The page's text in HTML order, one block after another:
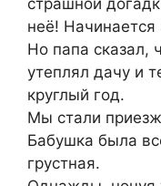
страшной
неё!
Но папа сказал,
утeплял дачу и
кpyглый год.
Мы стали
Бабушка была
гpyстная.